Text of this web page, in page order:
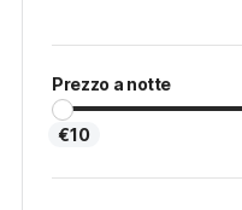
Prezzo a notte
€10